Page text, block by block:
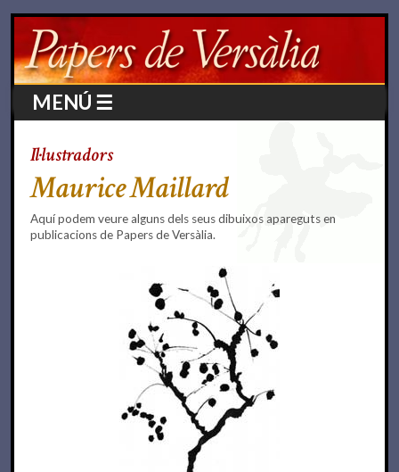
MENÚ ☰
Il·lustradors
Maurice Maillard
Aquí podem veure alguns dels seus dibuixos apareguts en
publicacions de Papers de Versàlia.